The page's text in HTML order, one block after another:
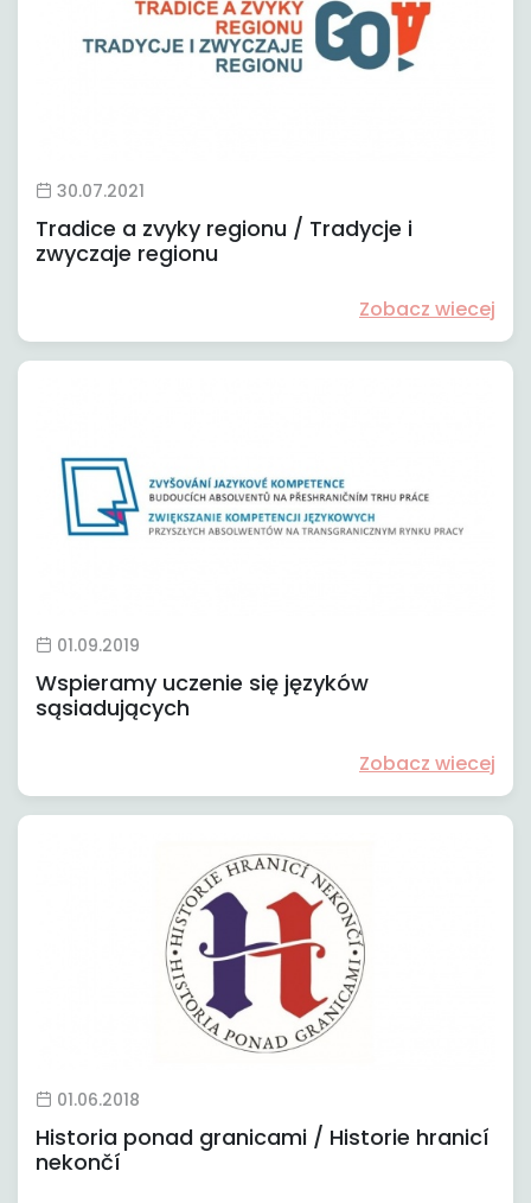
30.07.2021
Tradice a zvyky regionu / Tradycje i
zwyczaje regionu
Zobacz wiecej
01.09.2019
Wspieramy uczenie się języków
sąsiadujących
Zobacz wiecej
01.06.2018
Historia ponad granicami / Historie hranicí
nekončí